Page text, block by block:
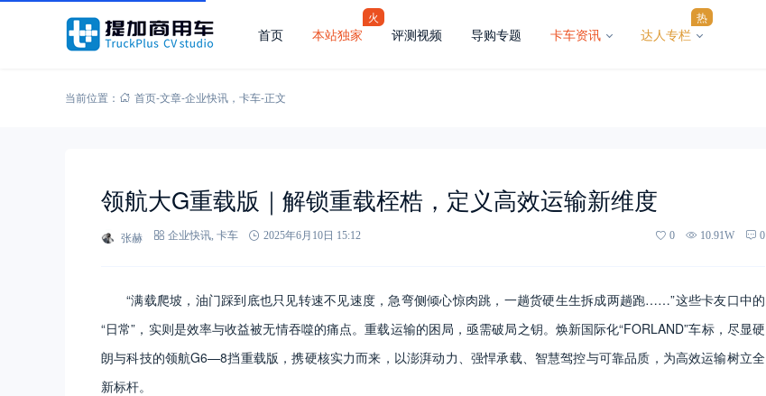
首页 本站独家
火
评测视频 导购专题 卡车资讯 达人专栏
热
当前位置： 首页-文章-企业快讯 ， 卡车-正文
领航大G重载版｜解锁重载桎梏，定义高效运输新维度
张赫 企业快讯 卡车 2025年6月10日 15:12 0 10.91W 0
“满载爬坡，油门踩到底也只见转速不见速度，急弯侧倾心惊肉跳，一趟货硬生生拆成两趟跑……”这些卡友口中的
“日常”，实则是效率与收益被无情吞噬的痛点。重载运输的困局，亟需破局之钥。焕新国际化“FORLAND”车标，尽显硬
朗与科技的领航G6—8挡重载版，携硬核实力而来，以澎湃动力、强悍承载、智慧驾控与可靠品质，为高效运输树立全
新标杆。